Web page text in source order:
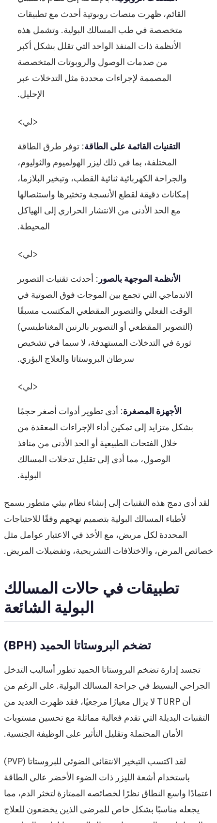
القائم، ظهرت منصات روبوتية أحدث مع تطبيقات
متخصصة في طب المسالك البولية. وتشمل هذه
الأنظمة ذات المنفذ الواحد التي تقلل بشكل أكبر
من صدمات الوصول والروبوتات المتخصصة
المصممة لإجراءات محددة مثل التدخلات عبر
الإحليل.
<لي>
التقنيات القائمة على الطاقة: توفر طرق الطاقة
المختلفة، بما في ذلك ليزر الهولميوم والثوليوم،
والجراحة الكهربائية ثنائية القطب، وتبخير البلازما،
إمكانات دقيقة لقطع الأنسجة وتخثيرها واستئصالها
مع الحد الأدنى من الانتشار الحراري إلى الهياكل
المحيطة.
<لي>
الأنظمة الموجهة بالصور : أحدثت تقنيات التصوير
الاندماجي التي تجمع بين الموجات فوق الصوتية في
الوقت الفعلي والتصوير المقطعي المكتسب مسبقًا
(التصوير المقطعي أو التصوير بالرنين المغناطيسي)
ثورة في التدخلات المستهدفة، لا سيما في تشخيص
سرطان البروستاتا والعلاج البؤري.
<لي>
الأجهزة المصغرة: أدى تطوير أدوات أصغر حجمًا
بشكل متزايد إلى تمكين أداء الإجراءات المعقدة من
خلال الفتحات الطبيعية أو الحد الأدنى من منافذ
الوصول، مما أدى إلى تقليل تدخلات المسالك
البولية.
لقد أدى دمج هذه التقنيات إلى إنشاء نظام بيئي متطور يسمح
لأطباء المسالك البولية بتصميم نهجهم وفقًا للاحتياجات
المحددة لكل مريض، مع الأخذ في الاعتبار عوامل مثل
خصائص المرض، والاختلافات التشريحية، وتفضيلات المريض.
تطبيقات في حالات المسالك
البولية الشائعة
تضخم البروستاتا الحميد (BPH)
تجسد إدارة تضخم البروستاتا الحميد تطور أساليب التدخل
الجراحي البسيط في جراحة المسالك البولية. على الرغم من
أن TURP لا يزال معيارًا مرجعيًا، فقد ظهرت العديد من
التقنيات البديلة التي تقدم فعالية مماثلة مع تحسين مستويات
الأمان المحتملة وتقليل التأثير على الوظيفة الجنسية.
لقد اكتسب التبخير الانتقائي الضوئي للبروستاتا (PVP)
باستخدام أشعة الليزر ذات الضوء الأخضر عالي الطاقة
اعتمادًا واسع النطاق نظرًا لخصائصه الممتازة لتخثر الدم، مما
يجعله مناسبًا بشكل خاص للمرضى الذين يخضعون للعلاج